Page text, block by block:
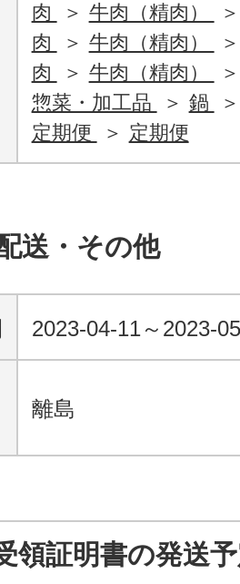
肉
牛肉（精肉）
肉
牛肉（精肉）
肉
牛肉（精肉）
惣菜・加工品
鍋
定期便
定期便
送・その他
2023-04-11～2023-
離島
領証明書の発送